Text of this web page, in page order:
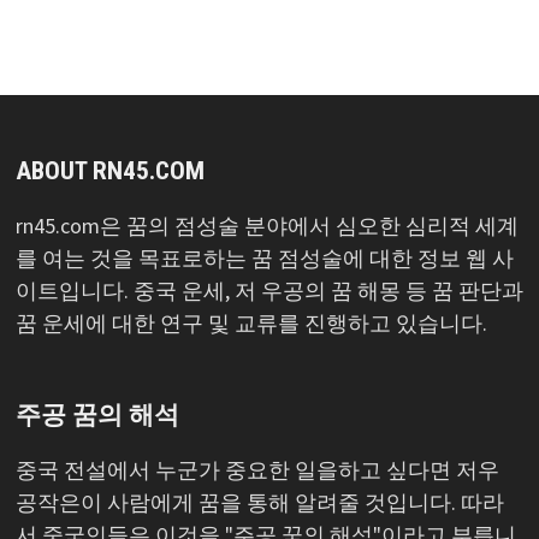
ABOUT RN45.COM
rn45.com은 꿈의 점성술 분야에서 심오한 심리적 세계
를 여는 것을 목표로하는 꿈 점성술에 대한 정보 웹 사
이트입니다. 중국 운세, 저 우공의 꿈 해몽 등 꿈 판단과
꿈 운세에 대한 연구 및 교류를 진행하고 있습니다.
주공 꿈의 해석
중국 전설에서 누군가 중요한 일을하고 싶다면 저우
공작은이 사람에게 꿈을 통해 알려줄 것입니다. 따라